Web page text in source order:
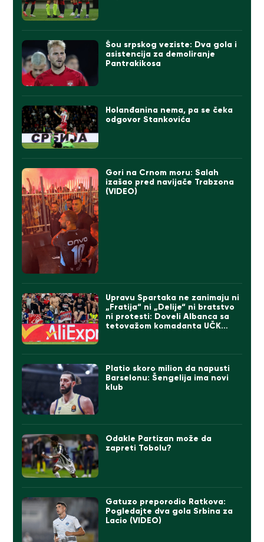
Šou srpskog veziste: Dva gola i
asistencija za demoliranje
Pantrakikosa
Holanđanina nema, pa se čeka
odgovor Stankovića
Gori na Crnom moru: Salah
izašao pred navijače Trabzona
(VIDEO)
Upravu Spartaka ne zanimaju ni
„Fratija“ ni „Delije“ ni bratstvo
ni protesti: Doveli Albanca sa
tetovažom komadanta UČK
Platio skoro milion da napusti
Barselonu: Šengelija ima novi
klub
Odakle Partizan može da
zapreti Tobolu?
Gatuzo preporodio Ratkova:
Pogledajte dva gola Srbina za
Lacio (VIDEO)